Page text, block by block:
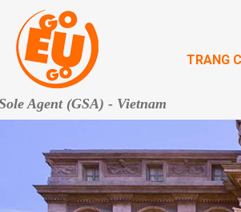
Agent (GSA) - Vietnam
TRANG